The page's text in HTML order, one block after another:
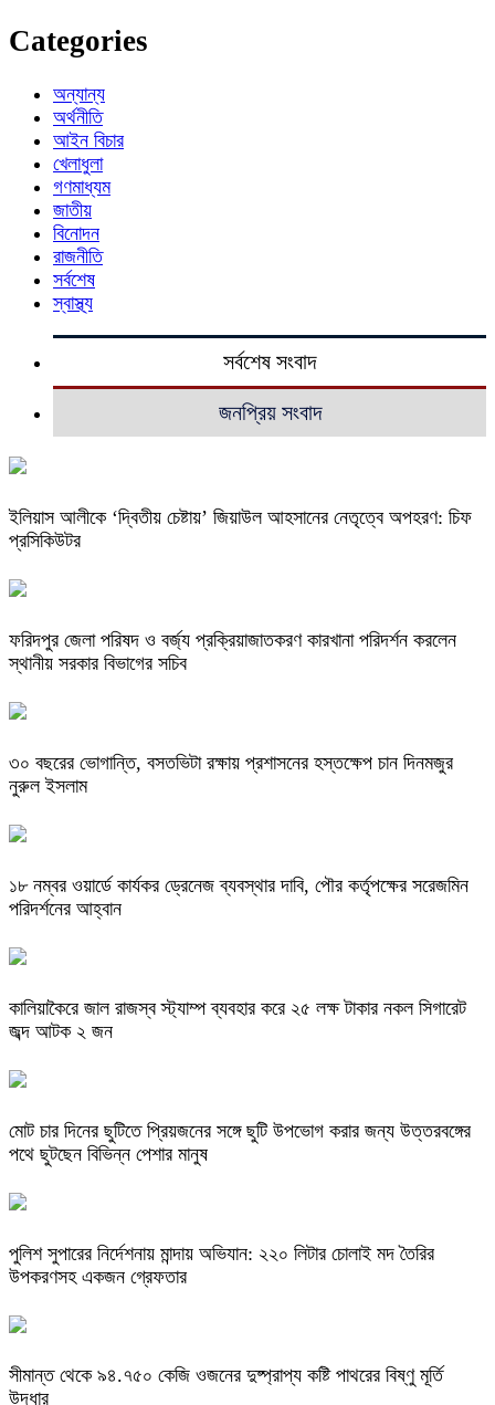
Categories
অন্যান্য
অর্থনীতি
আইন বিচার
খেলাধুলা
গণমাধ্যম
জাতীয়
বিনোদন
রাজনীতি
সর্বশেষ
স্বাস্থ্য
সর্বশেষ সংবাদ
জনপ্রিয় সংবাদ
ইলিয়াস আলীকে ‘দ্বিতীয় চেষ্টায়’ জিয়াউল আহসানের নেতৃত্বে অপহরণ: চিফ
প্রসিকিউটর
ফরিদপুর জেলা পরিষদ ও বর্জ্য প্রক্রিয়াজাতকরণ কারখানা পরিদর্শন করলেন
স্থানীয় সরকার বিভাগের সচিব
৩০ বছরের ভোগান্তি, বসতভিটা রক্ষায় প্রশাসনের হস্তক্ষেপ চান দিনমজুর
নুরুল ইসলাম
১৮ নম্বর ওয়ার্ডে কার্যকর ড্রেনেজ ব্যবস্থার দাবি, পৌর কর্তৃপক্ষের সরেজমিন
পরিদর্শনের আহ্বান
কালিয়াকৈরে জাল রাজস্ব স্ট্যাম্প ব্যবহার করে ২৫ লক্ষ টাকার নকল সিগারেট
জব্দ আটক ২ জন
মোট চার দিনের ছুটিতে প্রিয়জনের সঙ্গে ছুটি উপভোগ করার জন্য উত্তরবঙ্গের
পথে ছুটছেন বিভিন্ন পেশার মানুষ
পুলিশ সুপারের নির্দেশনায় মান্দায় অভিযান: ২২০ লিটার চোলাই মদ তৈরির
উপকরণসহ একজন গ্রেফতার
সীমান্ত থেকে ৯৪.৭৫০ কেজি ওজনের দুষ্প্রাপ্য কষ্টি পাথরের বিষ্ণু মূর্তি
উদ্ধার